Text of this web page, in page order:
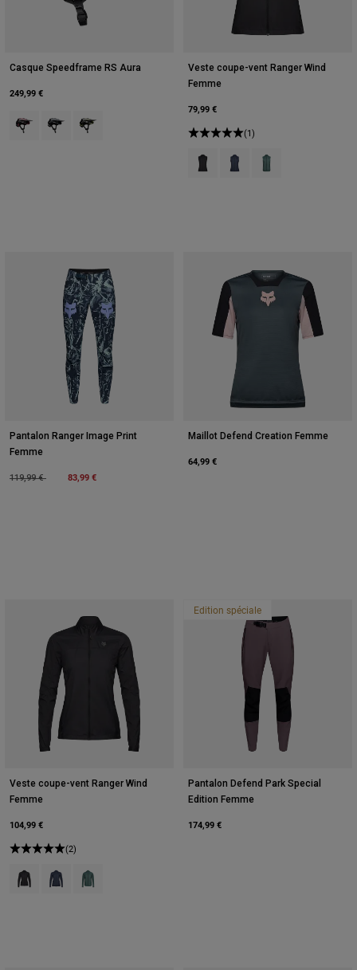
Casque Speedframe RS Aura
249,99 €
Product swatch type of Berry.
Product swatch type of Galaxy Blue.
Product swatch type of Vert Lime.
Veste coupe-vent Ranger Wind
Femme
79,99 €
(1)
Product swatch type of Noir.
Product swatch type of
Product swatch
Pantalon Ranger Image Print
Femme
Price reduced from
119,99 €to 83,99 €
Maillot Defend Creation Femme
64,99 €
Veste coupe-vent Ranger Wind
Femme
104,99 €
(2)
Product swatch type of Noir.
Product swatch type of Bleu minuit.
Product swatch type of Vert sauge.
Edition spéciale
Pantalon Defend Park Special
Edition Femme
174,99 €